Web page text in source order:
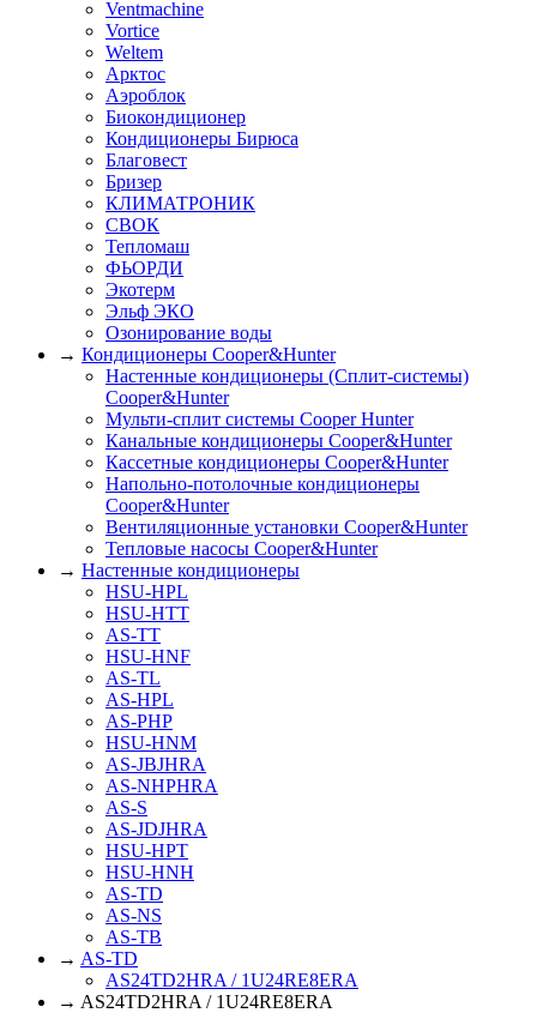
Ventmachine
Vortice
Weltem
Арктос
Аэроблок
Биокондиционер
Кондиционеры Бирюса
Благовест
Бризер
КЛИМАТРОНИК
СВОК
Тепломаш
ФЬОРДИ
Экотерм
Эльф ЭКО
Озонирование воды
→ Кондиционеры Cooper&Hunter
Настенные кондиционеры (Сплит-системы)
Cooper&Hunter
Мульти-сплит системы Cooper Hunter
Канальные кондиционеры Cooper&Hunter
Кассетные кондиционеры Cooper&Hunter
Напольно-потолочные кондиционеры
Cooper&Hunter
Вентиляционные установки Cooper&Hunter
Тепловые насосы Cooper&Hunter
→ Настенные кондиционеры
HSU-HPL
HSU-HTT
AS-TT
HSU-HNF
AS-TL
AS-HPL
AS-PHP
HSU-HNM
AS-JBJHRA
AS-NHPHRA
AS-S
AS-JDJHRA
HSU-HPT
HSU-HNH
AS-TD
AS-NS
AS-TB
→ AS-TD
AS24TD2HRA / 1U24RE8ERA
→ AS24TD2HRA / 1U24RE8ERA